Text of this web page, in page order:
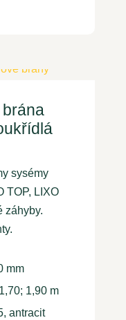
sysémy
TOP, LIXO
záhyby.
mm
1,90 m
antracit